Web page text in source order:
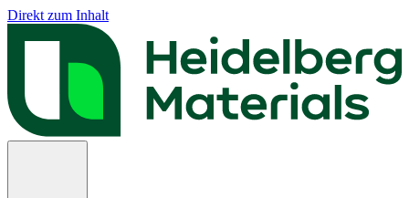
Direkt zum Inhalt